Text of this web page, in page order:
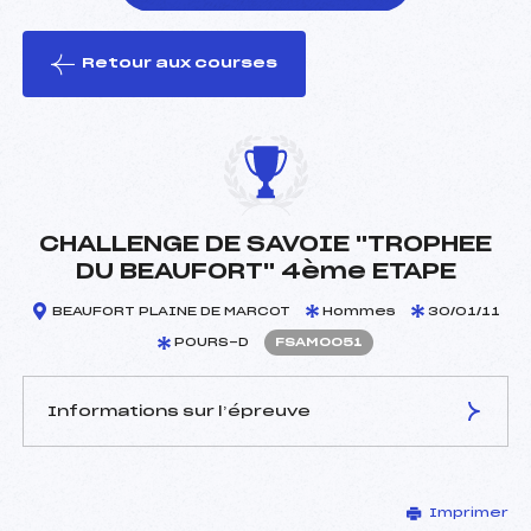
le ski
Retour aux courses
CHALLENGE DE SAVOIE "TROPHEE
DU BEAUFORT" 4ème ETAPE
BEAUFORT PLAINE DE MARCOT Hommes 30/01/11
POURS-D FSAM0051
Informations sur l’épreuve
DHEYRIAT FABIENNE ()
Imprimer